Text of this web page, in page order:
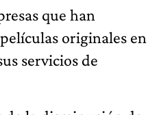
que han
originales en
servicios de